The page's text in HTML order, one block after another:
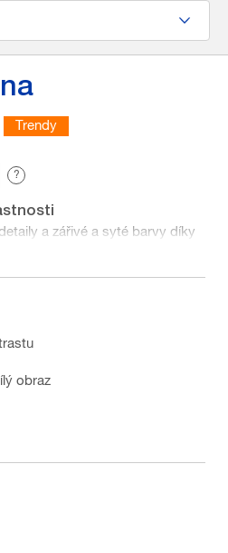
Trendy
?
a zářivé a syté barvy díky
fotopapírů
obraz